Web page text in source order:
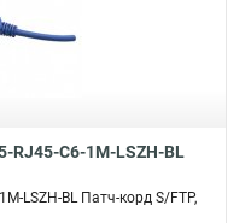
RJ45-C6-1M-LSZH-BL
LSZH-BL Патч-корд S/FTP,